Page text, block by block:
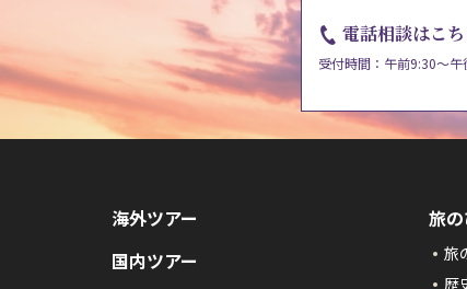
電話相談はこ
受付時間：午前9:30～午
海外ツアー
国内ツアー
旅
旅
歴